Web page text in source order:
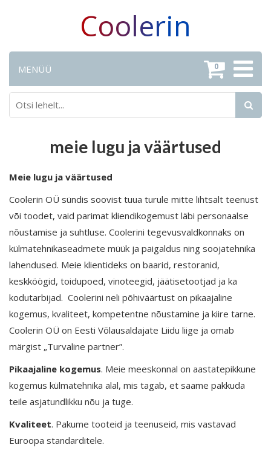
Coolerin
0
MENÜÜ
meie lugu ja väärtused
Meie lugu ja väärtused
Coolerin OÜ sündis soovist tuua turule mitte lihtsalt teenust
või toodet, vaid parimat kliendikogemust läbi personaalse
nõustamise ja suhtluse. Coolerini tegevusvaldkonnaks on
külmatehnikaseadmete müük ja paigaldus ning soojatehnika
lahendused. Meie klientideks on baarid, restoranid,
keskköögid, toidupoed, vinoteegid, jäätisetootjad ja ka
kodutarbijad. Coolerini neli põhiväärtust on pikaajaline
kogemus, kvaliteet, kompetentne nõustamine ja kiire tarne.
Coolerin OÜ on Eesti Võlausaldajate Liidu liige ja omab
märgist „Turvaline partner”.
Pikaajaline kogemus. Meie meeskonnal on aastatepikkune
kogemus külmatehnika alal, mis tagab, et saame pakkuda
teile asjatundlikku nõu ja tuge.
Kvaliteet. Pakume tooteid ja teenuseid, mis vastavad
Euroopa standarditele.